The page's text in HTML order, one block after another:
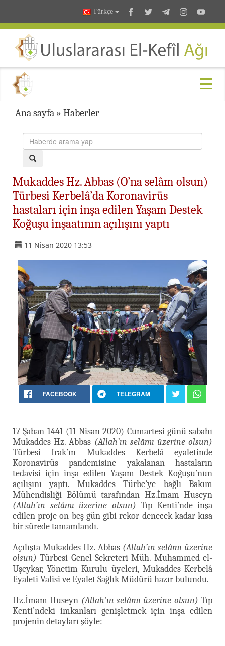
Türkçe
Ana sayfa » Haberler
Mukaddes Hz. Abbas (O’na selâm olsun)
Türbesi Kerbelâ’da Koronavirüs
hastaları için inşa edilen Yaşam Destek
Koğuşu inşaatının açılışını yaptı
11 Nisan 2020 13:53
FACEBOOK TELEGRAM
17 Şaban 1441 (11 Nisan 2020) Cumartesi günü sabahı
Mukaddes Hz. Abbas (Allah’ın selâmı üzerine olsun)
Türbesi Irak’ın Mukaddes Kerbelâ eyaletinde
Koronavirüs pandemisine yakalanan hastaların
tedavisi için inşa edilen Yaşam Destek Koğuşu’nun
açılışını yaptı. Mukaddes Türbe’ye bağlı Bakım
Mühendisliği Bölümü tarafından Hz.İmam Huseyn
(Allah’ın selâmı üzerine olsun) Tıp Kenti’nde inşa
edilen proje on beş gün gibi rekor denecek kadar kısa
bir sürede tamamlandı.
Açılışta Mukaddes Hz. Abbas (Allah’ın selâmı üzerine
olsun) Türbesi Genel Sekreteri Müh. Muhammed el-
Uşeykar, Yönetim Kurulu üyeleri, Mukaddes Kerbelâ
Eyaleti Valisi ve Eyalet Sağlık Müdürü hazır bulundu.
Hz.İmam Huseyn (Allah’ın selâmı üzerine olsun) Tıp
Kenti’ndeki imkanları genişletmek için inşa edilen
projenin detayları şöyle: